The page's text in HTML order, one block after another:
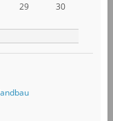
29
30